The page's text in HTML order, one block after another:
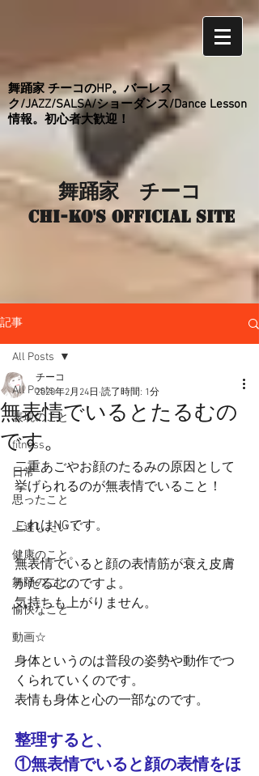
舞踊家 チーコのHP。バーレス
ク/JAZZ/SALSA/ショーダンス/Dance Lesson
情報。初心者大歓迎！
舞踊家 チーコ
Chi-ko's Official site
記事
All Posts
表現のこと
fitness
日常
思ったこと
上達したい！
健康のこと。
舞踊のこと。
愉快なこと
動画☆
All Posts
無表情でいるとたるむの
です。
チーコ
2020年2月24日 読了時間: 1分
二重あごやお顔のたるみの原因として
挙げられるのが無表情でいること！
これはNGです。
無表情でいると顔の表情筋が衰え皮膚
がたるむのですよ。
気持ちも上がりません。
身体というのは普段の姿勢や動作でつ
くられていくのです。
表情も身体と心の一部なのです。
整理すると、
①無表情でいると顔の表情をほ